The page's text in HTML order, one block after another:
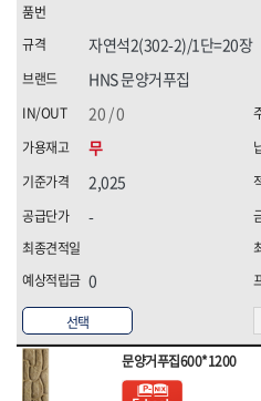
선택
HNS 문양거푸집
무
2,025
-
0
자연석2(302-2)/1단=20장
20 / 0
문양거푸집600*1200